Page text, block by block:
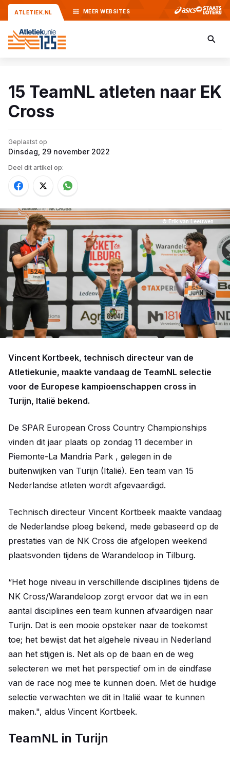
ATLETIEK.NL MEER WEBSITES
15 TeamNL atleten naar EK
Cross
Geplaatst op
Dinsdag, 29 november 2022
Deel dit artikel op:
© Erik van Leeuwen
Vincent Kortbeek, technisch directeur van de
Atletiekunie, maakte vandaag de TeamNL selectie
voor de Europese kampioenschappen cross in
Turijn, Italië bekend.
De SPAR European Cross Country Championships
vinden dit jaar plaats op zondag 11 december in
Piemonte-La Mandria Park , gelegen in de
buitenwijken van Turijn (Italië). Een team van 15
Nederlandse atleten wordt afgevaardigd.
Technisch directeur Vincent Kortbeek maakte vandaag
de Nederlandse ploeg bekend, mede gebaseerd op de
prestaties van de NK Cross die afgelopen weekend
plaatsvonden tijdens de Warandeloop in Tilburg.
“Het hoge niveau in verschillende disciplines tijdens de
NK Cross/Warandeloop zorgt ervoor dat we in een
aantal disciplines een team kunnen afvaardigen naar
Turijn. Dat is een mooie opsteker naar de toekomst
toe; het bewijst dat het algehele niveau in Nederland
aan het stijgen is. Net als op de baan en de weg
selecteren we met het perspectief om in de eindfase
van de race nog mee te kunnen doen. Met de huidige
selectie verwachten we dit in Italië waar te kunnen
maken.", aldus Vincent Kortbeek.
TeamNL in Turijn